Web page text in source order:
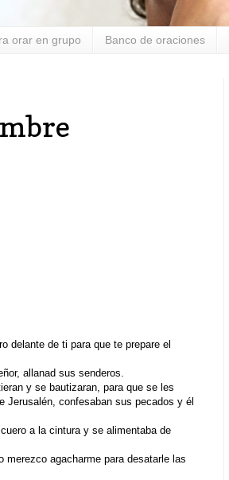
orar en grupo Banco de oraciones
delante de ti para que te prepare el
allanad sus senderos.
y se bautizaran, para que se les
Jerusalén, confesaban sus pecados y él
a la cintura y se alimentaba de
agacharme para desatarle las